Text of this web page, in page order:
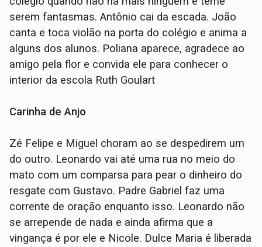
serem fantasmas. Antônio cai da escada. João
canta e toca violão na porta do colégio e anima a
alguns dos alunos. Poliana aparece, agradece ao
amigo pela flor e convida ele para conhecer o
interior da escola Ruth Goulart
Carinha de Anjo
Zé Felipe e Miguel choram ao se despedirem um
do outro. Leonardo vai até uma rua no meio do
mato com um comparsa para pear o dinheiro do
resgate com Gustavo. Padre Gabriel faz uma
corrente de oração enquanto isso. Leonardo não
se arrepende de nada e ainda afirma que a
vingança é por ele e Nicole. Dulce Maria é liberada